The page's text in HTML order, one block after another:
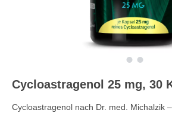
Cycloastragenol 25 mg, 30
Cycloastragenol nach Dr. med. Michalzik